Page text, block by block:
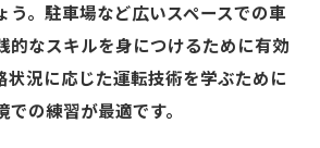
う。駐車場など広いスペースでの車
的なスキルを身につけるために有効
状況に応じた運転技術を学ぶために
の練習が最適です。